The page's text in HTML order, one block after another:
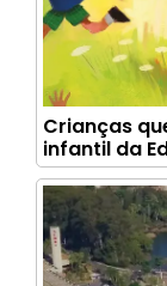
Crianças
infantil da